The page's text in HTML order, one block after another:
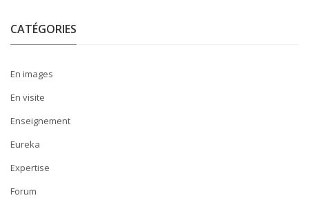
CATÉGORIES
En images
En visite
Enseignement
Eureka
Expertise
Forum